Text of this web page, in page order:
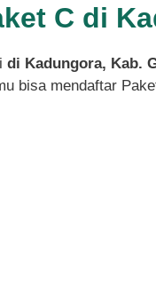
C di
di Kadungora, Kab.
bisa mendaftar